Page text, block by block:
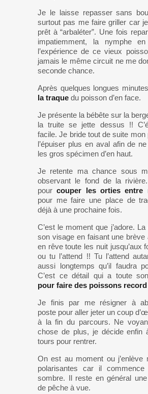
Je le laisse repasser sans
surtout pas me faire griller car
prêt à “arbaléter”. Une fois
impatiemment, la nymphe
l’expérience de ce vieux
jamais le même circuit ne me
seconde chance.
Après quelques longues
la traque du poisson d’en face.
Je présente la bébête sur la
la truite se jette dessus !!
facile. Je bride tout de suite mon
l’épuiser plus en aval afin de
les gros spécimen d’en haut.
Je retente ma chance sous
observant le fond de la
pourcouper les orties entre
pour me faire une place de
déjà à une prochaine fois.
C’est le moment que j’adore.
son visage en faisant une brève
en rêve toute les nuit jusqu’aux
ou tu l’attend !! Tu l’attend
aussi longtemps qu’il faudra
C’est ce détail qui a toute
pour faire des poissons record
Je finis par me résigner à
poste pour aller jeter un coup
à la fin du parcours. Ne
chose de plus, je décide enfin
tours pour rentrer.
On est au moment ou j’enlève
polarisantes car il
sombre. Il reste en général
de pêche à vue.